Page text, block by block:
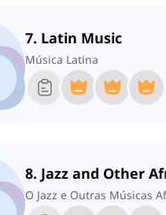
7. Latin Music
Música Latina
8. Jazz and Other
O Jazz e Outras Músicas